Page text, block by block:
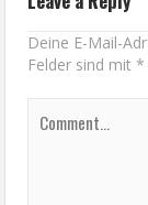
Deine E-Mail-
Felder sind mit*